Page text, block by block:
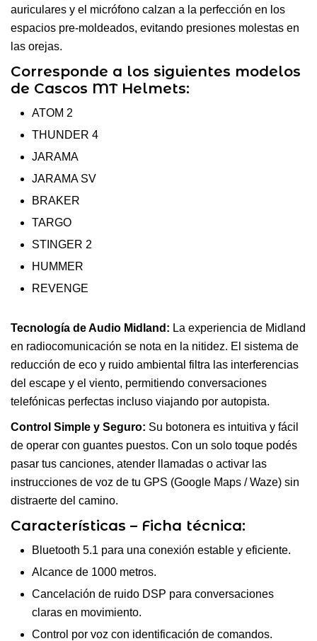
auriculares y el micrófono calzan a la perfección en los
espacios pre-moldeados, evitando presiones molestas en
las orejas.
Corresponde a los siguientes modelos
de Cascos MT Helmets:
ATOM 2
THUNDER 4
JARAMA
JARAMA SV
BRAKER
TARGO
STINGER 2
HUMMER
REVENGE
Tecnología de Audio Midland: La experiencia de Midland
en radiocomunicación se nota en la nitidez. El sistema de
reducción de eco y ruido ambiental filtra las interferencias
del escape y el viento, permitiendo conversaciones
telefónicas perfectas incluso viajando por autopista.
Control Simple y Seguro: Su botonera es intuitiva y fácil
de operar con guantes puestos. Con un solo toque podés
pasar tus canciones, atender llamadas o activar las
instrucciones de voz de tu GPS (Google Maps / Waze) sin
distraerte del camino.
Características – Ficha técnica:
Bluetooth 5.1 para una conexión estable y eficiente.
Alcance de 1000 metros.
Cancelación de ruido DSP para conversaciones
claras en movimiento.
Control por voz con identificación de comandos.